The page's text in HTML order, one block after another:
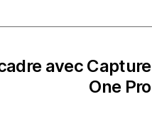
avec Capture
One Pro